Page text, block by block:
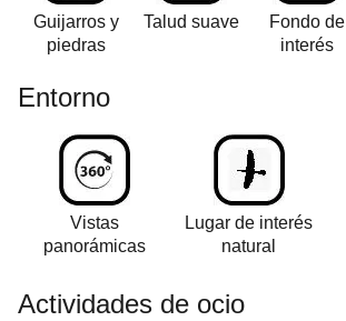
Guijarros y
piedras
Talud suave
Fondo de
interés
Entorno
Vistas
panorámicas
Lugar de interés
natural
Actividades de ocio